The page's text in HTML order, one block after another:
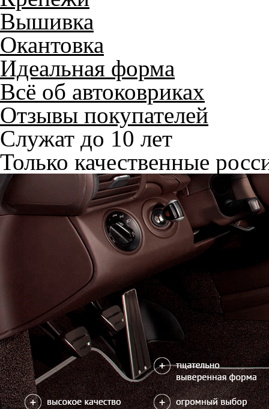
Вышивка
Окантовка
Идеальная форма
Всё об автоковриках
Отзывы покупателей
Служат до 10 лет
Только качественные